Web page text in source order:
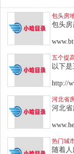
包头房
包头
五个提
以下
http://
河北省
河北
热门城
随着